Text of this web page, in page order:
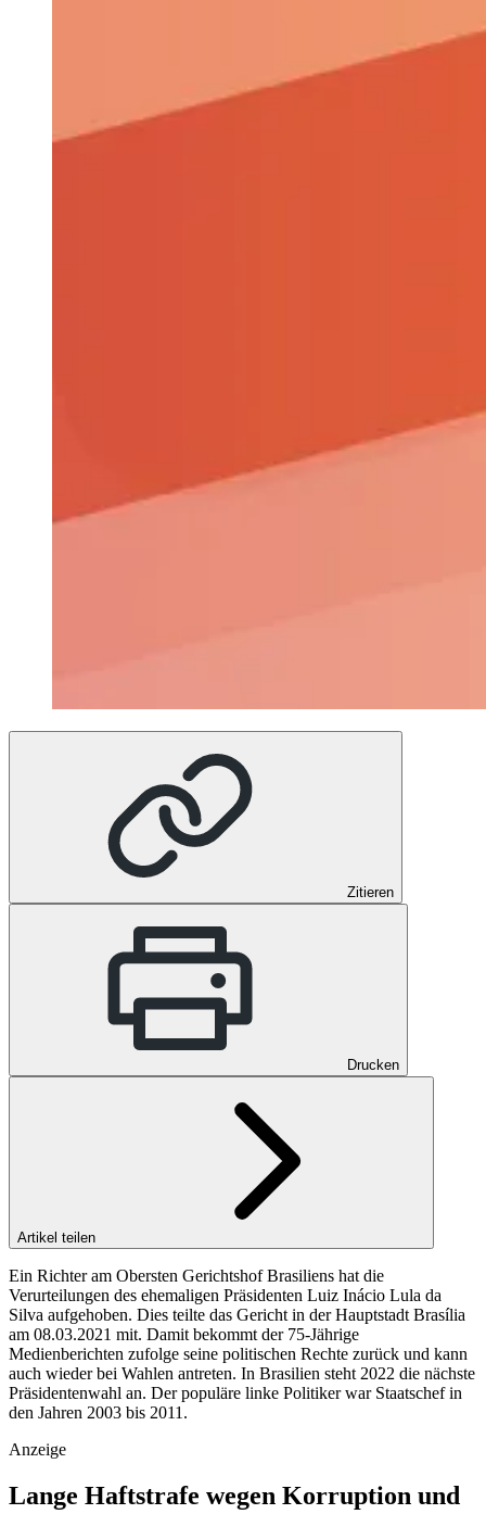
Zitieren
Drucken
Artikel teilen
Ein Richter am Obersten Gerichtshof Brasiliens hat die
Verurteilungen des ehemaligen Präsidenten Luiz Inácio Lula da
Silva aufgehoben. Dies teilte das Gericht in der Hauptstadt Brasília
am 08.03.2021 mit. Damit bekommt der 75-Jährige
Medienberichten zufolge seine politischen Rechte zurück und kann
auch wieder bei Wahlen antreten. In Brasilien steht 2022 die nächste
Präsidentenwahl an. Der populäre linke Politiker war Staatschef in
den Jahren 2003 bis 2011.
Anzeige
Lange Haftstrafe wegen Korruption und